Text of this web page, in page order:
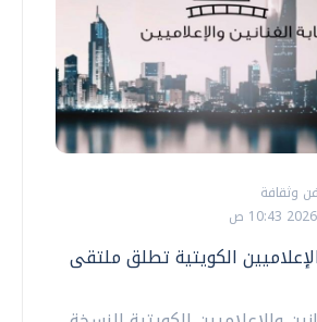
فن وثقافة
الكويتية تطلق ملتقى